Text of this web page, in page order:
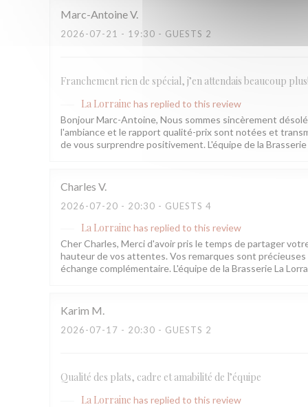
Marc-AntoineV
2026-07-21 - 19:30 - GUESTS 2
Franchement rien de spécial, j’en attendais beaucoup plus!
La Lorraine has replied to this review
Bonjour Marc-Antoine, Nous sommes sincèrement
l'ambiance et le rapport qualité-prix sont notées et
de vous surprendre positivement. L'équipe de la Brasserie
Charles V
2026-07-20 - 20:30 - GUESTS 4
La Lorraine has replied to this review
Cher Charles, Merci d'avoir pris le temps de partager
hauteur de vos attentes. Vos remarques sont
échange complémentaire. L'équipe de la Brasserie La
Karim M
2026-07-17 - 20:30 - GUESTS 2
Qualité des plats, cadre et amabilité de l’équipe
La Lorraine has replied to this review